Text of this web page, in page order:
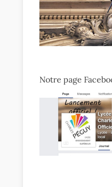
Notre page